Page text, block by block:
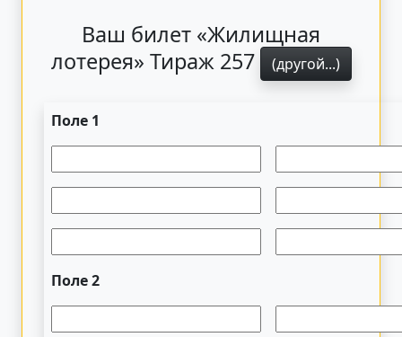
Ваш билет «Жилищная
лотерея» Тираж 257
(другой...)
Поле 1
Поле 2